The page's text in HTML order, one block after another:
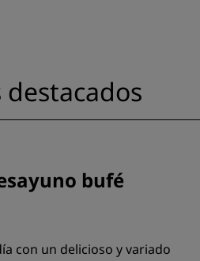
destacados
bufé
con un delicioso y variado